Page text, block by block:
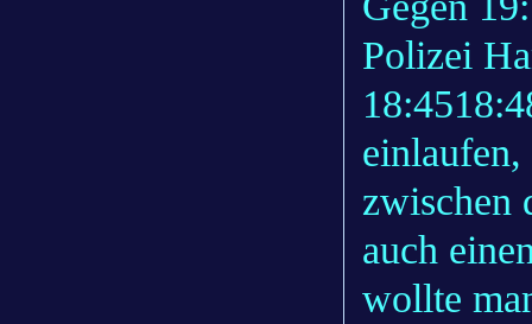
Polizei
zwischen
auch
wollte